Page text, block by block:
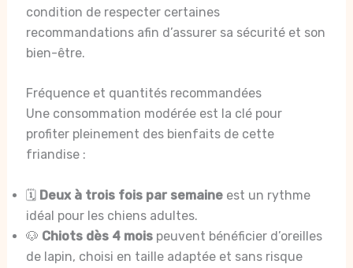
condition de respecter certaines
recommandations afin d’assurer sa sécurité et son
bien-être.
Fréquence et quantités recommandées
Une consommation modérée est la clé pour
profiter pleinement des bienfaits de cette
friandise :
🗓️ Deux à trois fois par semaineest un rythme
idéal pour les chiens adultes.
🐶 Chiots dès 4 moispeuvent bénéficier d’oreilles
de lapin, choisi en taille adaptée et sans risque